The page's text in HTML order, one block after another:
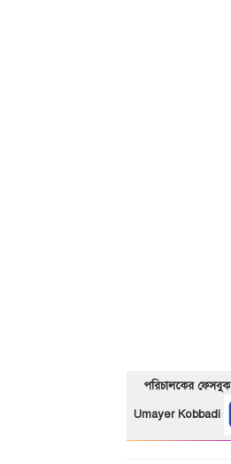
পরিচালকের
Umayer Kobbadi